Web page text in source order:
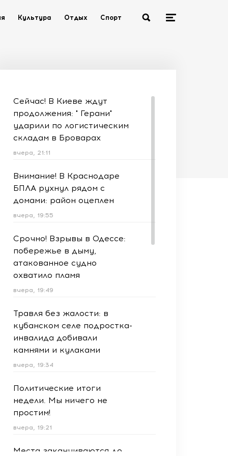
Культура Отдых Спорт
Сейчас! В Киеве ждут
продолжения: " Герани"
ударили по логистическим
складам в Броварах
вчера, 21:11
Внимание! В Краснодаре
БПЛА рухнул рядом с
домами: район оцеплен
вчера, 19:55
Срочно! Взрывы в Одессе:
побережье в дыму,
атакованное судно
охватило пламя
вчера, 19:49
Травля без жалости: в
кубанском селе подростка-
инвалида добивали
камнями и кулаками
вчера, 19:34
Политические итоги
недели. Мы ничего не
простим!
вчера, 19:21
Места заканчиваются до